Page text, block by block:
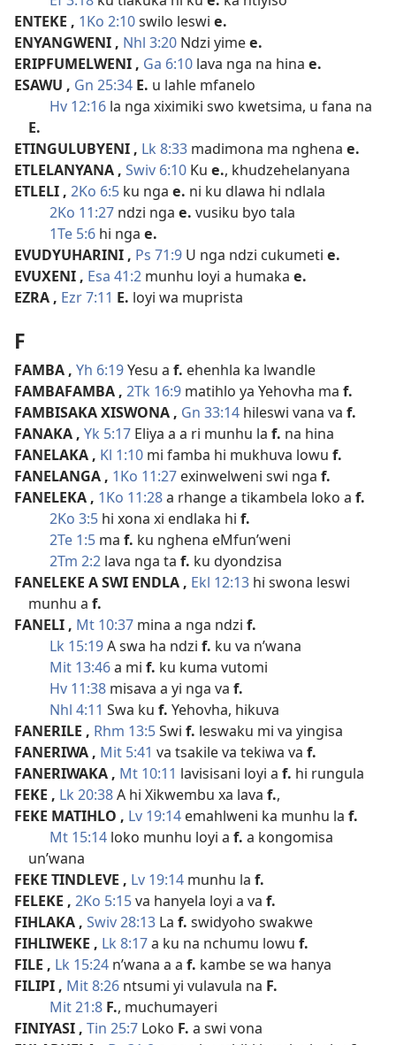
ENTEKE , 1Ko 2:10swilo leswi e.
ENYANGWENI , Nhl 3:20 Ndzi yimee.
ERIPFUMELWENI , Ga 6:10 lava nga na hina e.
ESAWU , Gn 25:34 E. u lahle mfanelo
Hv 12:16 la nga xiximiki swo kwetsima, u fana na
E.
ETINGULUBYENI , Lk 8:33 madimona ma nghena e.
ETLELANYANA , Swiv 6:10 Ku e., khudzehelanyana
ETLELI , 2Ko 6:5 ku nga e. ni ku dlawa hi ndlala
2Ko 11:27 ndzi nga e. vusiku byo tala
1Te 5:6 hi nga e.
EVUDYUHARINI , Ps 71:9 U nga ndzi cukumeti e.
EVUXENI , Esa 41:2 munhu loyi a humaka e.
EZRA , Ezr 7:11 E. loyi wa muprista
F
FAMBA , Yh 6:19Yesu a f. ehenhla ka lwandle
FAMBAFAMBA , 2Tk 16:9 matihlo ya Yehovha ma f.
FAMBISAKA XISWONA , Gn 33:14 hileswi vana va f.
FANAKA , Yk 5:17 Eliya a a ri munhu la f. na hina
FANELAKA , Kl 1:10 mi famba hi mukhuva lowu f.
FANELANGA , 1Ko 11:27 exinwelweni swi nga f.
FANELEKA , 1Ko 11:28a rhange a tikambela loko a f.
2Ko 3:5 hi xona xi endlaka hi f.
2Te 1:5 ma f. ku nghena eMfun’weni
2Tm 2:2 lava nga ta f. ku dyondzisa
FANELEKE A SWI ENDLA , Ekl 12:13 hi swona leswi
munhu a f.
FANELI , Mt 10:37 mina a nga ndzi f.
Lk 15:19A swa ha ndzi f. ku va n’wana
Mit 13:46a mi f. ku kuma vutomi
Hv 11:38 misava a yi nga va f.
Nhl 4:11 Swa ku f. Yehovha, hikuva
FANERILE , Rhm 13:5Swi f. leswaku mi va yingisa
FANERIWA , Mit 5:41 va tsakile va tekiwa va f.
FANERIWAKA , Mt 10:11 lavisisani loyi a f. hi rungula
FEKE , Lk 20:38A hi Xikwembu xa lava f.,
FEKE MATIHLO , Lv 19:14 emahlweni ka munhu la f.
Mt 15:14 loko munhu loyi a f. a kongomisa
un’wana
FEKE TINDLEVE , Lv 19:14 munhu la f.
FELEKE , 2Ko 5:15va hanyela loyi a va f.
FIHLAKA , Swiv 28:13 La f. swidyoho swakwe
FIHLIWEKE , Lk 8:17a ku na nchumu lowu f.
FILE , Lk 15:24 n’wana a a f. kambe se wa hanya
FILIPI , Mit 8:26 ntsumi yi vulavula na F.
Mit 21:8 F., muchumayeri
FINIYASI , Tin 25:7 Loko F. a swi vona